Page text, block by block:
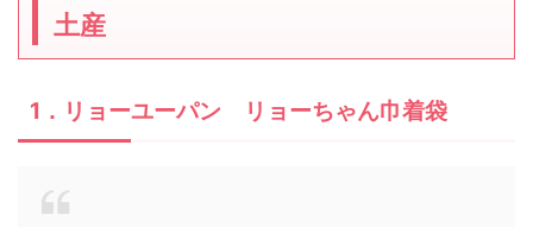
土産
1．リョーユーパン リョーちゃん巾着袋